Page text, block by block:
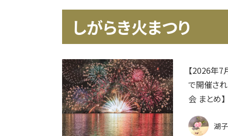
しがらき火まつり
【2026年
で開催さ
会 まとめ】
湖子